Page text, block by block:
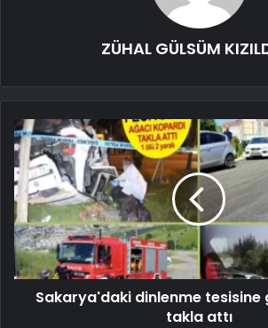
ZÜHAL GÜLSÜM
Sakarya'daki dinlenme tesisine
takla attı